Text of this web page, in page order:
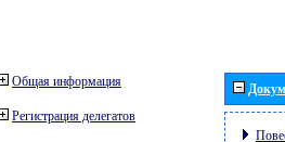
Общая информация
Регистрация делегатов